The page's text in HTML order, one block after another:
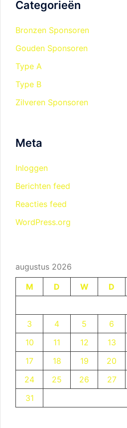
Categorieën
Bronzen Sponsoren
Gouden Sponsoren
Type A
Type B
Zilveren Sponsoren
Meta
Inloggen
Berichten feed
Reacties feed
WordPress.org
augustus 2026
M
D W D
3
4 5 6
10
11 12 13
17
18 19 20
24
25 26 27
31